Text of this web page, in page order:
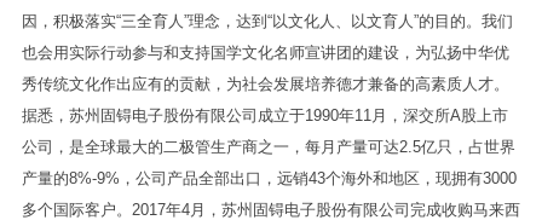
因，积极落实“三全育人”理念，达到“以文化人、以文育人”的目的。我们
也会用实际行动参与和支持国学文化名师宣讲团的建设，为弘扬中华优
秀传统文化作出应有的贡献，为社会发展培养德才兼备的高素质人才。
据悉，苏州固锝电子股份有限公司成立于1990年11月，深交所A股上市
公司，是全球最大的二极管生产商之一，每月产量可达2.5亿只，占世界
产量的8%-9%，公司产品全部出口，远销43个海外和地区，现拥有3000
多个国际客户。2017年4月，苏州固锝电子股份有限公司完成收购马来西